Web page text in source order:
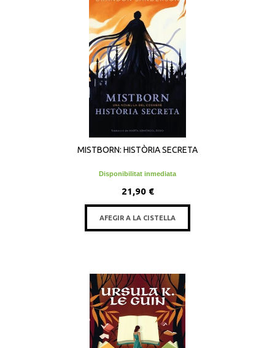
MISTBORN: HISTÒRIA SECRETA
Disponibilitat inmediata
21,90 €
AFEGIR A LA CISTELLA